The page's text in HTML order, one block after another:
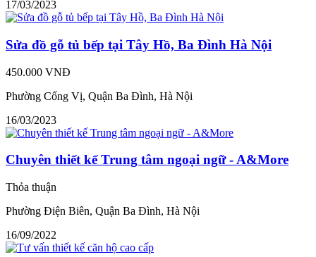
17/03/2023
Sửa đồ gỗ tủ bếp tại Tây Hồ, Ba Đình Hà Nội
450.000 VNĐ
Phường Cống Vị, Quận Ba Đình, Hà Nội
16/03/2023
Chuyên thiết kế Trung tâm ngoại ngữ - A&More
Thỏa thuận
Phường Điện Biên, Quận Ba Đình, Hà Nội
16/09/2022